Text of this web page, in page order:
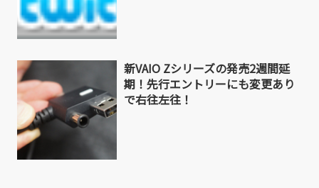
新VAIO Zシリーズの発売2週間延
期！先行エントリーにも変更あり
で右往左往！